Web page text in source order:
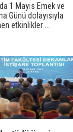
1 Mayıs Emek ve
Günü dolayısıyla
etkinlikler ...